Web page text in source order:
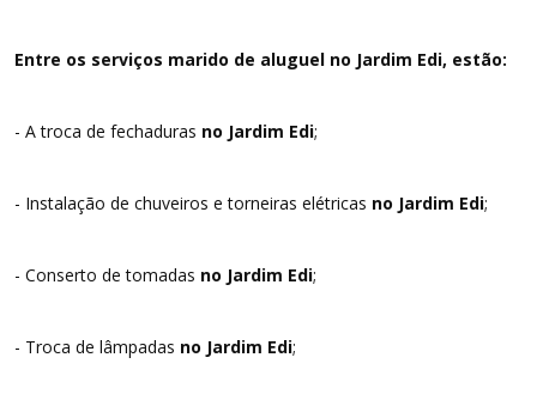
Entre os serviços marido de aluguel no Jardim Edi, estão:
- A troca de fechaduras no Jardim Edi;
- Instalação de chuveiros e torneiras elétricas no Jardim Edi;
- Conserto de tomadas no Jardim Edi;
- Troca de lâmpadas no Jardim Edi;